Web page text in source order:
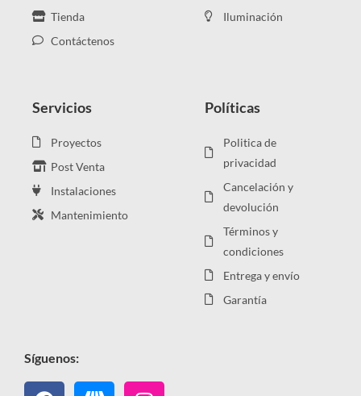
Tienda
Contáctenos
Iluminación
Servicios
Proyectos
Post Venta
Instalaciones
Mantenimiento
Políticas
Politica de
privacidad
Cancelación y
devolución
Términos y
condiciones
Entrega y envío
Garantía
Síguenos:
Facebook Instagram